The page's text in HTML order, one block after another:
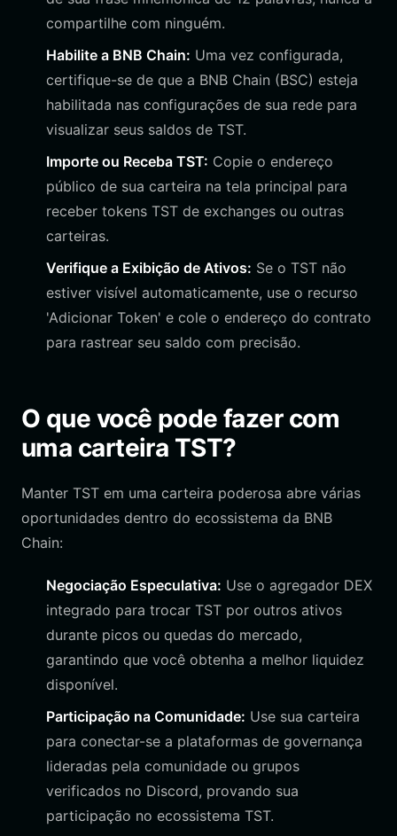
compartilhe com ninguém.
Habilite a BNB Chain: Uma vez configurada,
certifique-se de que a BNB Chain (BSC) esteja
habilitada nas configurações de sua rede para
visualizar seus saldos de TST.
Importe ou Receba TST: Copie o endereço
público de sua carteira na tela principal para
receber tokens TST de exchanges ou outras
carteiras.
Verifique a Exibição de Ativos: Se o TST não
estiver visível automaticamente, use o recurso
'Adicionar Token' e cole o endereço do contrato
para rastrear seu saldo com precisão.
O que você pode fazer com
uma carteira TST?
Manter TST em uma carteira poderosa abre várias
oportunidades dentro do ecossistema da BNB
Chain:
Negociação Especulativa: Use o agregador DEX
integrado para trocar TST por outros ativos
durante picos ou quedas do mercado,
garantindo que você obtenha a melhor liquidez
disponível.
Participação na Comunidade: Use sua carteira
para conectar-se a plataformas de governança
lideradas pela comunidade ou grupos
verificados no Discord, provando sua
participação no ecossistema TST.